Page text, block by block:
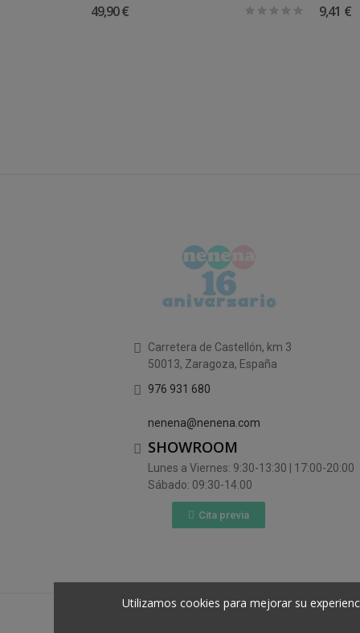
49,90 €
9,41 €
Carretera de Castellón, km 3
50013, Zaragoza, España
976 931 680
nenena@nenena.com
SHOWROOM
Lunes a Viernes: 9:30-13:30 | 17:00-20:00
Sábado: 09:30-14:00
Cita previa
Utilizamos cookies para mejorar su